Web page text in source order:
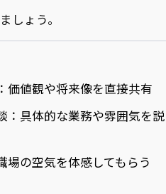
しょう。
価値観や将来像を直接共有
：具体的な業務や雰囲気を説
場の空気を体感してもらう